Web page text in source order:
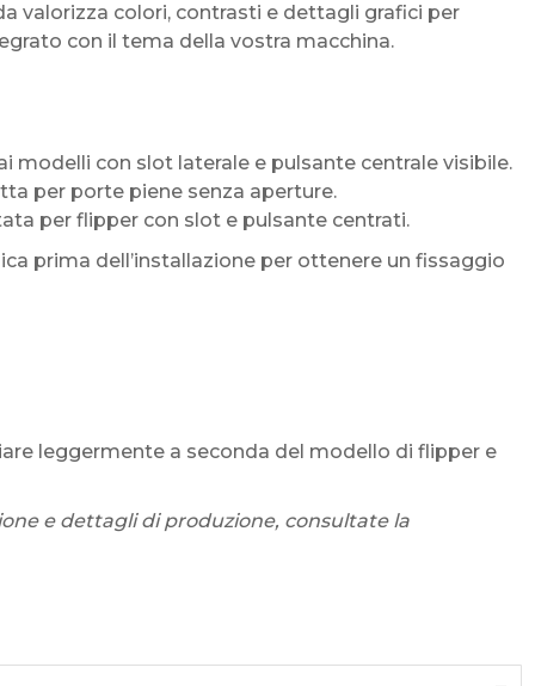
valorizza colori, contrasti e dettagli grafici per
con il tema della vostra macchina.
modelli con slot laterale e pulsante centrale visibile.
per porte piene senza aperture.
per flipper con slot e pulsante centrati.
prima dell’installazione per ottenere un fissaggio
leggermente a seconda del modello di flipper e
e dettagli di produzione, consultate la